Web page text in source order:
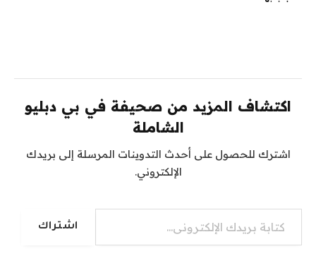
اكتشاف المزيد من صحيفة في بي دبليو
الشاملة
اشترك للحصول على أحدث التدوينات المرسلة إلى بريدك
الإلكتروني.
كتابة بريدك الإلكتروني...
اشتراك